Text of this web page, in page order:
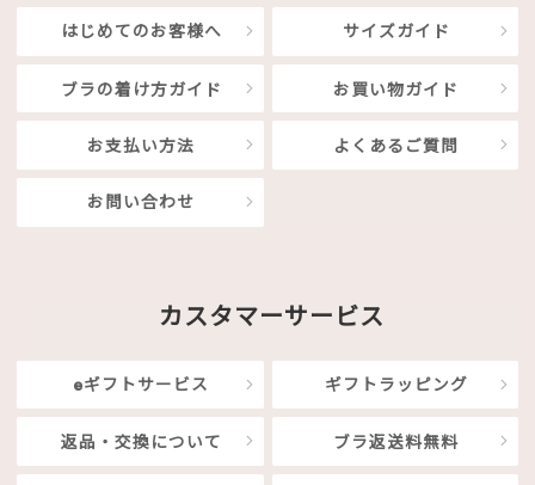
はじめてのお客様へ サイズガイド
ブラの着け方ガイド お買い物ガイド
お支払い方法 よくあるご質問
お問い合わせ
カスタマーサービス
eギフトサービス ギフトラッピング
返品・交換について ブラ返送料無料